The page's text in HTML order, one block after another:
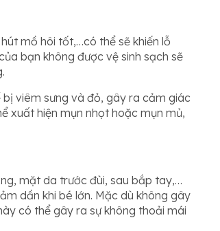
mồ hôi tốt,…có thể sẽ khiến lỗ
bạn không được vệ sinh sạch sẽ
viêm sưng và đỏ, gây ra cảm giác
xuất hiện mụn nhọt hoặc mụn mủ,
mặt da trước đùi, sau bắp tay,…
dần khi bé lớn. Mặc dù không gây
có thể gây ra sự không thoải mái